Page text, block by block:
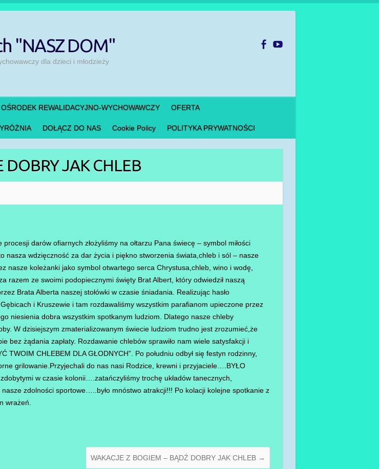
"NASZ DOM"
dla dzieci i młodzieży
OŚRODEK REWALIDACYJNO-WYCHOWAWCZY OFERTA
DOŁĄCZ DO NAS Cookie Policy POLITYKA PRYWATNOŚCI
DOBRY JAK CHLEB
darów ofiarnych złożyliśmy na ołtarzu Pana świecę – symbol miłości
nasza wdzięczność za dar życia i piękno stworzenia świata,chleb i sól – nasze
nasze koleżanki jako symbol otwartego serca Chrystusa,chleb, wino iwodę,
razem ze swoimi podopiecznymi święty Brat Albert, który odwiedził naszą
Brata Alberta naszej stołówki w czasie śniadania. Realizując hasło
i Kruszewie i tam rozdawaliśmy wszystkim parafianom upieczone przez
niesienia dobra wszystkim spotkanym ludziom. Dlatego nasze chleby
W dzisiejszym zmaterializowanym świecie ludziom trudno jest zrozumieć,że
bez żądania zapłaty. Rozdawanie chlebów sprawiło nam wiele satysfakcji i
TWOIM CHLEBEM DLA GŁODNYCH”. Po południu odbył się festyn rodzinny,
grilowanie.Przyjechali do nas nasi Rodzice, krewni i przyjaciele….BYŁO
w czasie kolonii….zatańczyliśmy trochę układów tanecznych,
zdolności sportowe…..było mnóstwo atrakcji!!! Po kolacji kolejne spotkanie z
wrażeń.
WAKACJE Z BOGIEM – BĄDŹ DOBRY JAK CHLEB →